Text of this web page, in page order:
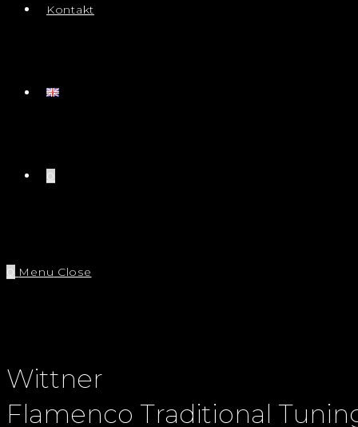
Kontakt
0
0 Menu Close
Wittner
Flamenco Traditional